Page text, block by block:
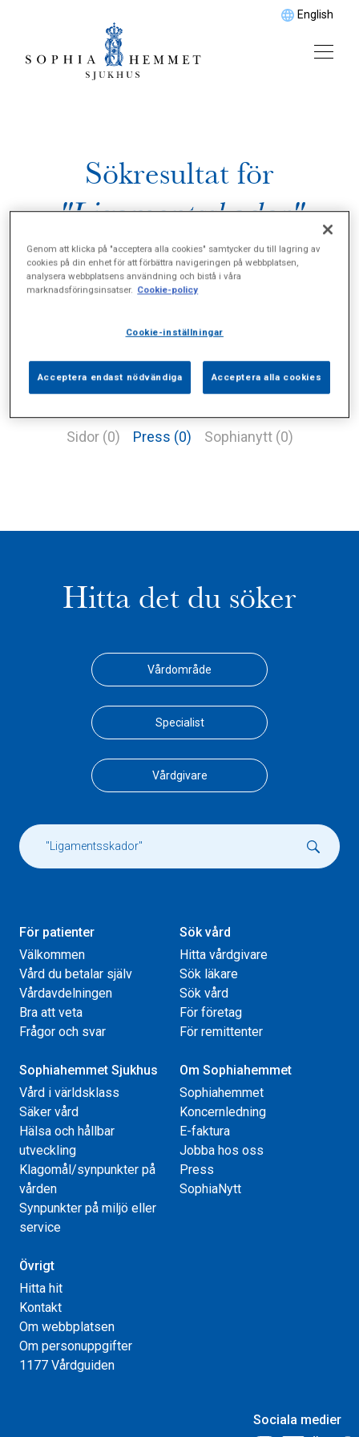
English
Sökresultat för
"Ligamentsskador"
Sidor (0) Press (0) Sophianytt (0)
Hitta det du söker
Vårdområde
Specialist
Vårdgivare
För patienter
Välkommen
Vård du betalar själv
Vårdavdelningen
Bra att veta
Frågor och svar
Sök vård
Hitta vårdgivare
Sök läkare
Sök vård
För företag
För remittenter
Sophiahemmet Sjukhus
Vård i världsklass
Säker vård
Hälsa och hållbar
utveckling
Klagomål/synpunkter på
vården
Synpunkter på miljö eller
service
Om Sophiahemmet
Sophiahemmet
Koncernledning
E-faktura
Jobba hos oss
Press
SophiaNytt
Övrigt
Hitta hit
Kontakt
Om webbplatsen
Om personuppgifter
1177 Vårdguiden
Sociala medier
Genom att klicka på "acceptera alla cookies" samtycker du till lagring av
cookies på din enhet för att förbättra navigeringen på webbplatsen,
analysera webbplatsens användning och bistå i våra
marknadsföringsinsatser. Cookie-policy
Cookie-inställningar
Acceptera endast nödvändiga Acceptera alla cookies